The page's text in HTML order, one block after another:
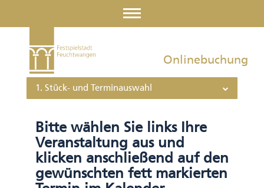
Onlinebuchung
1. Stück- und Terminauswahl
Bitte wählen Sie links Ihre
Veranstaltung aus und
klicken anschließend auf den
gewünschten fett markierten